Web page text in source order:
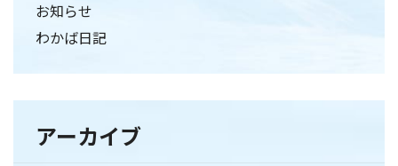
お知らせ
わかば日記
アーカイブ